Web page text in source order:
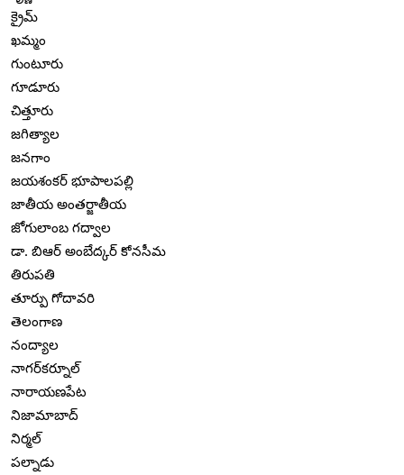
క్రైమ్
ఖమ్మం
గుంటూరు
గూడూరు
చిత్తూరు
జగిత్యాల
జనగాం
జయశంకర్ భూపాలపల్లి
జాతీయ అంతర్జాతీయ
జోగులాంబ గద్వాల
డా. బిఆర్ అంబేద్కర్ కోనసీమ
తిరుపతి
తూర్పు గోదావరి
తెలంగాణ
నంద్యాల
నాగర్‌కర్నూల్
నారాయణపేట
నిజామాబాద్
నిర్మల్
పల్నాడు